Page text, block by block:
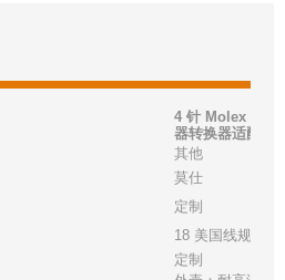
4 针 Molex 到
器转换器适配器
其他
莫仕
定制
18 美国线规
定制